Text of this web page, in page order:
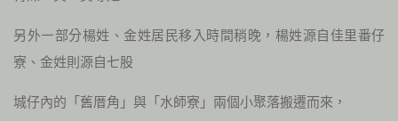
另外㇐部分楊姓、金姓居民移入時間稍晚，楊姓源自佳里番仔
寮、金姓則源自七股
城仔內的「舊厝角」與「水師寮」兩個小聚落搬遷而來，